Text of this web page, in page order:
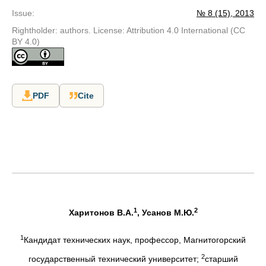
Issue:
№ 8 (15), 2013
Rightholder: authors. License: Attribution 4.0 International (CC
BY 4.0)
PDF Cite
Харитонов В.А.1, Усанов М.Ю.2
1 Кандидат технических наук, профессор, Магнитогорский
государственный технический университет; 2старший